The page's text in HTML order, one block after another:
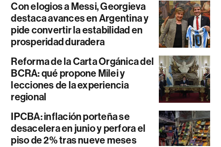
Con elogios a Messi, Georgieva
destaca avances en Argentina y
pide convertir la estabilidad en
prosperidad duradera
Reforma de la Carta Orgánica del
BCRA: qué propone Milei y
lecciones de la experiencia
regional
IPCBA: inflación porteña se
desacelera en junio y perfora el
piso de 2% tras nueve meses